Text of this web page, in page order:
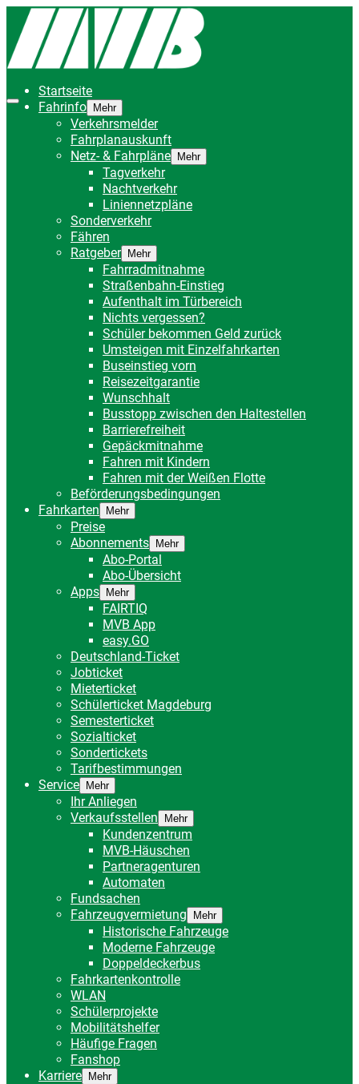
Startseite
Fahrinfo
Mehr
Verkehrsmelder
Fahrplanauskunft
Netz- & Fahrpläne
Mehr
Tagverkehr
Nachtverkehr
Liniennetzpläne
Sonderverkehr
Fähren
Ratgeber
Mehr
Fahrradmitnahme
Straßenbahn-Einstieg
Aufenthalt im Türbereich
Nichts vergessen?
Schüler bekommen Geld zurück
Umsteigen mit Einzelfahrkarten
Buseinstieg vorn
Reisezeitgarantie
Wunschhalt
Busstopp zwischen den Haltestellen
Barrierefreiheit
Gepäckmitnahme
Fahren mit Kindern
Fahren mit der Weißen Flotte
Beförderungsbedingungen
Fahrkarten
Mehr
Preise
Abonnements
Mehr
Abo-Portal
Abo-Übersicht
Apps
Mehr
FAIRTIQ
MVB App
easy.GO
Deutschland-Ticket
Jobticket
Mieterticket
Schülerticket Magdeburg
Semesterticket
Sozialticket
Sondertickets
Tarifbestimmungen
Service
Mehr
Ihr Anliegen
Verkaufsstellen
Mehr
Kundenzentrum
MVB-Häuschen
Partneragenturen
Automaten
Fundsachen
Fahrzeugvermietung
Mehr
Historische Fahrzeuge
Moderne Fahrzeuge
Doppeldeckerbus
Fahrkartenkontrolle
WLAN
Schülerprojekte
Mobilitätshelfer
Häufige Fragen
Fanshop
Karriere
Mehr